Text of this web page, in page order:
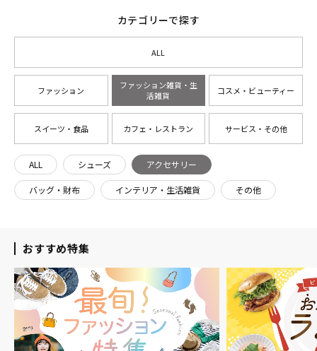
カテゴリーで探す
ALL
ファッション
ファッション雑貨・生
活雑貨
コスメ・ビューティー
スイーツ・食品 カフェ・レストラン サービス・その他
ALL シューズ アクセサリー
バッグ・財布 インテリア・生活雑貨 その他
おすすめ特集